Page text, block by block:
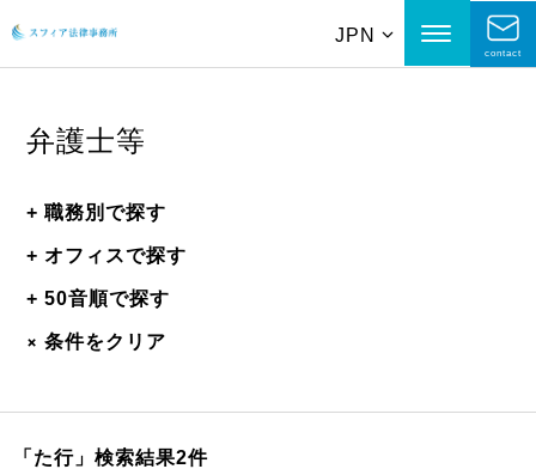
JPN
contact
弁護士等
+ 職務別で探す
+ オフィスで探す
+ 50音順で探す
+ 条件をクリア
「た行」検索結果2件